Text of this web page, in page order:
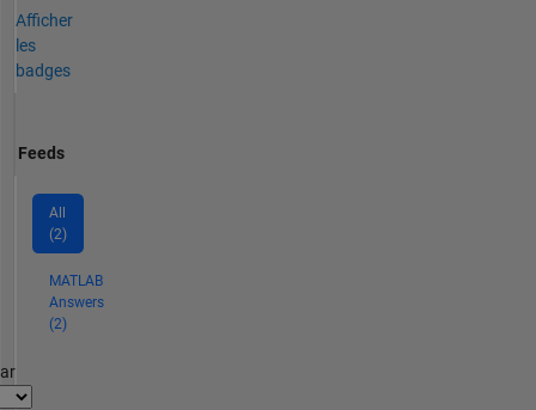
Afficher
les
badges
Feeds
All
(2)
MATLAB
Answers
(2)